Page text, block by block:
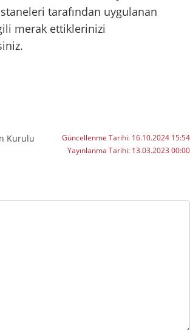
tarafından uygulanan
merak ettiklerinizi
Kurulu Güncellenme Tarihi: 16.10.2024 15:54
Yayınlanma Tarihi: 13.03.2023 00:00